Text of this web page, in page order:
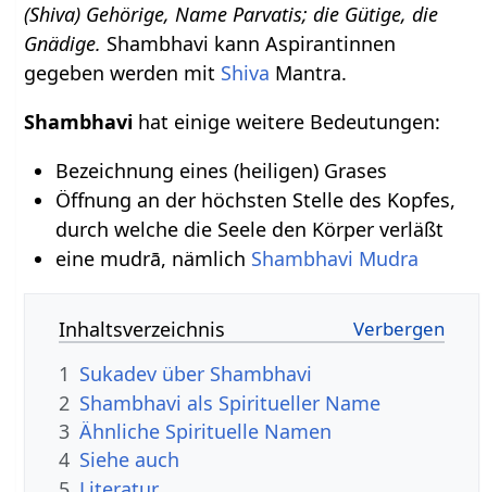
(Shiva) Gehörige, Name Parvatis; die Gütige, die
Gnädige. Shambhavi kann Aspirantinnen
gegeben werden mit Shiva Mantra.
Shambhavi hat einige weitere Bedeutungen:
Bezeichnung eines (heiligen) Grases
Öffnung an der höchsten Stelle des Kopfes,
durch welche die Seele den Körper verläßt
eine mudrā, nämlich Shambhavi Mudra
Inhaltsverzeichnis
1 Sukadev über Shambhavi
2 Shambhavi als Spiritueller Name
3 Ähnliche Spirituelle Namen
4 Siehe auch